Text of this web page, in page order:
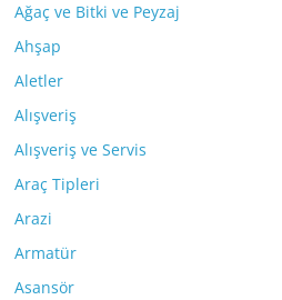
Ağaç ve Bitki ve Peyzaj
Ahşap
Aletler
Alışveriş
Alışveriş ve Servis
Araç Tipleri
Arazi
Armatür
Asansör